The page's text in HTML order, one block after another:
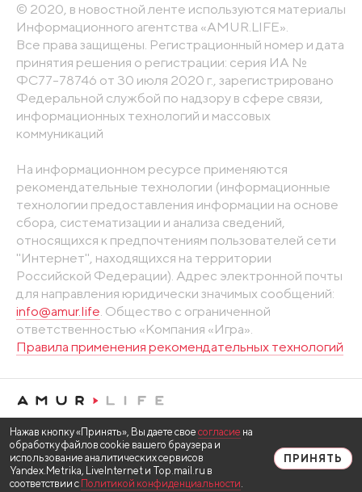
© 2020, в новостной ленте используются материалы
Информационного агентства «AMUR.LIFE».
Все права защищены. Регистрационный номер и дата
принятия решения о регистрации: серия ИА №
ФС77-78746 от 30 июля 2020 г., зарегистрировано
Федеральной службой по надзору в сфере связи,
информационных технологий и массовых
коммуникаций
На информационном ресурсе применяются
рекомендательные технологии (информационные
технологии предоставления информации на основе
сбора, систематизации и анализа сведений,
относящихся к предпочтениям пользователей сети
"Интернет", находящихся на территории
Российской Федерации). Адрес электронной почты
для направления юридически значимых сообщений:
info@amur.life. Общество с ограниченной
ответственностью «Компания «Игра».
Правила применения рекомендательных технологий
Нажав кнопку «Принять», Вы даете свое согласие на
обработку файлов cookie вашего браузера и
использование аналитических сервисов
Yandex.Metrika, LiveInternet и Top.mail.ru в
соответствии с Политикой конфиденциальности.
ПРИНЯТЬ